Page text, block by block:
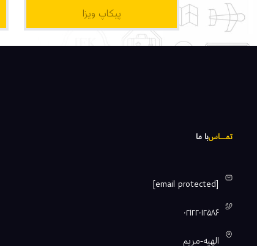
پیکاپ ویزا
تمـــــاسبا ما
[email protected]
۰۲۱۲۲۰۱۲۵۸۶
الهيه-مريم